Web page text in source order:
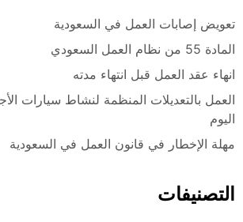
تعويض إصابات العمل في السعودية
المادة 55 من نظام العمل السعودي
انهاء عقد العمل قبل انتهاء مدته
العمل بالتعديلات المنظمة لنشاط سيارات
اليوم
مهلة الإخطار في قانون العمل في السعودية
التصنيفات